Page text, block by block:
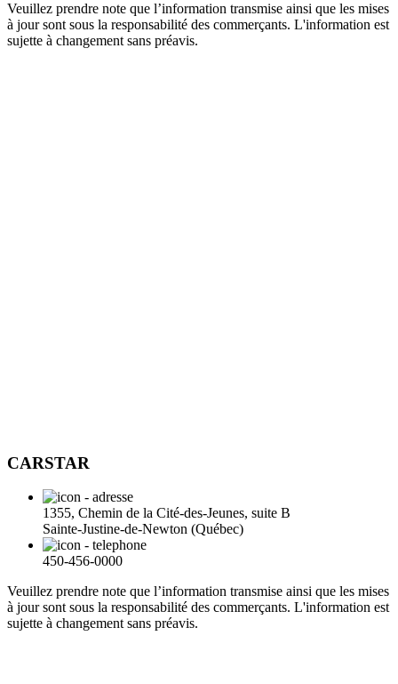
Veuillez prendre note que l’information transmise ainsi que les mises
à jour sont sous la responsabilité des commerçants. L'information est
sujette à changement sans préavis.
CARSTAR
1355, Chemin de la Cité-des-Jeunes, suite B
Sainte-Justine-de-Newton (Québec)
450-456-0000
Veuillez prendre note que l’information transmise ainsi que les mises
à jour sont sous la responsabilité des commerçants. L'information est
sujette à changement sans préavis.